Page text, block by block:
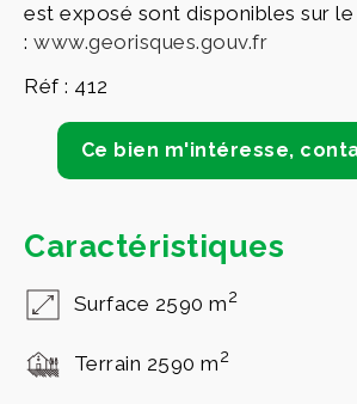
est exposé sont disponibles sur
: www.georisques.gouv.fr
Réf : 412
Ce bien m'intéresse,
Caractéristiques
Surface 2590 m2
Terrain 2590 m2